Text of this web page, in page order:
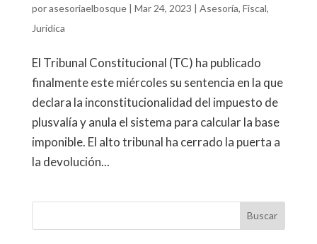
porasesoriaelbosque| Mar 24, 2023 | Asesoría, Fiscal,
Jurídica
El Tribunal Constitucional (TC) ha publicado
finalmente este miércoles su sentencia en la que
declara la inconstitucionalidad del impuesto de
plusvalía y anula el sistema para calcular la base
imponible. El alto tribunal ha cerrado la puerta a
la devolución...